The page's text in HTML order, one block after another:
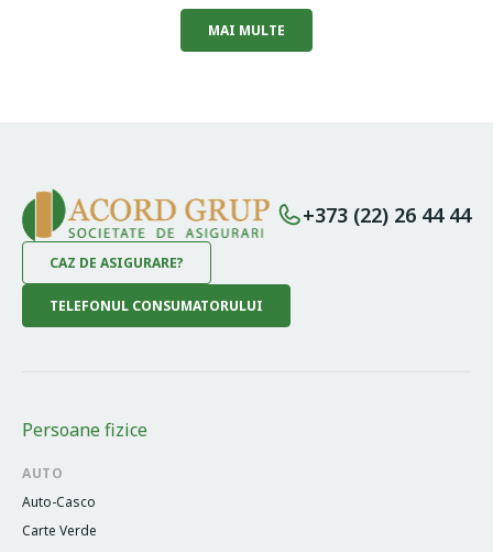
MAI MULTE
+373 (22) 26 44 44
CAZ DE ASIGURARE?
TELEFONUL CONSUMATORULUI
Persoane fizice
AUTO
Auto-Casco
Carte Verde